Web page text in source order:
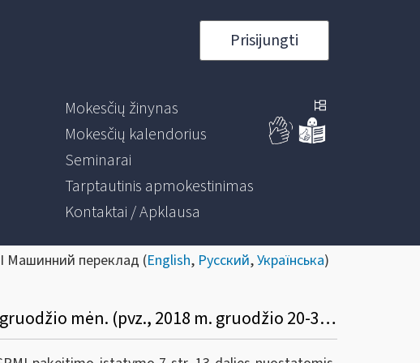
Prisijungti
Mokesčių žinynas
Mokesčių kalendorius
Seminarai
Tarptautinis apmokestinimas
Kontaktai / Apklausa
Машинний переклад (English, Русский,Українська)
41. Kaip apmokestinami 2019 m. sausio mėn. išmokėti atostoginiai už 2018 m. gruodžio mėn. (pvz., 2018 m. gruodžio 20-31 d.)? Koks NPD taikomas?